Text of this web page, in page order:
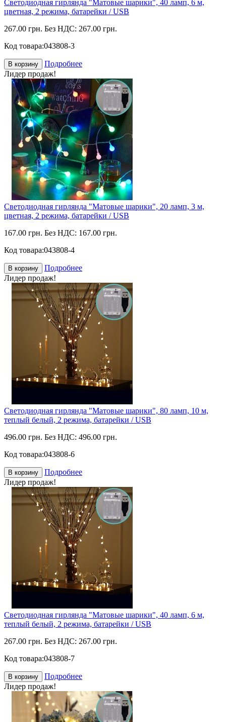
Светодиодная гирлянда "Матовые шарики", 40 ламп, 6 м,
цветная, 2 режима, батарейки / USB
267.00 грн. Без НДС: 267.00 грн.
Код товара:043808-3
В корзину
Подробнее
Лидер продаж!
Светодиодная гирлянда "Матовые шарики", 20 ламп, 3 м,
цветная, 2 режима, батарейки / USB
167.00 грн. Без НДС: 167.00 грн.
Код товара:043808-4
В корзину
Подробнее
Лидер продаж!
Светодиодная гирлянда "Матовые шарики", 80 ламп, 10 м,
теплый белый, 2 режима, батарейки / USB
496.00 грн. Без НДС: 496.00 грн.
Код товара:043808-6
В корзину
Подробнее
Лидер продаж!
Светодиодная гирлянда "Матовые шарики", 40 ламп, 6 м,
теплый белый, 2 режима, батарейки / USB
267.00 грн. Без НДС: 267.00 грн.
Код товара:043808-7
В корзину
Подробнее
Лидер продаж!